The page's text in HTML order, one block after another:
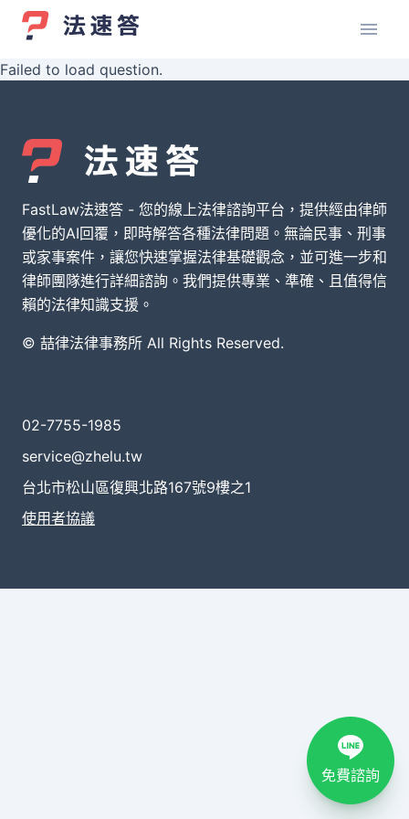
Failed to load question.
FastLaw法速答 - 您的線上法律諮詢平台，提供經由律師
優化的AI回覆，即時解答各種法律問題。無論民事、刑事
或家事案件，讓您快速掌握法律基礎觀念，並可進一步和
律師團隊進行詳細諮詢。我們提供專業、準確、且值得信
賴的法律知識支援。
© 喆律法律事務所 All Rights Reserved.
02-7755-1985
service@zhelu.tw
台北市松山區復興北路167號9樓之1
使用者協議
免費諮詢